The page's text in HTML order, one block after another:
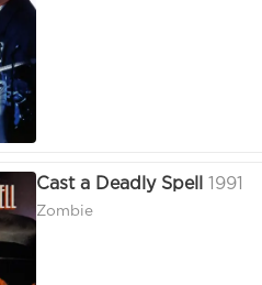
Cast a Deadly Spell 1991
Zombie